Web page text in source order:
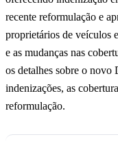
recente reformulação e
proprietários de veículos
e as mudanças nas
os detalhes sobre o novo
indenizações, as
reformulação.